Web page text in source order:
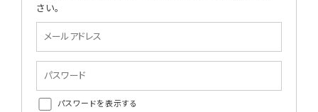
さい。
パスワードを表示する